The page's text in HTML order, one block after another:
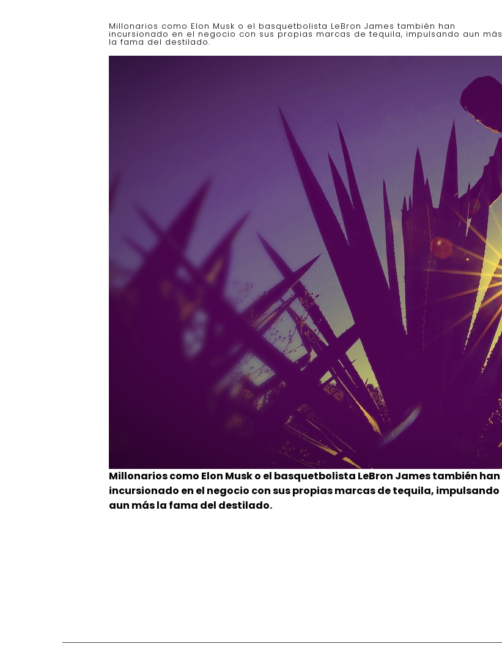
Millonarios como Elon Musk o el basquetbolista LeBron James también han
incursionado en el negocio con sus propias marcas de tequila, impulsando aun más
la fama del destilado.
Millonarios como Elon Musk o el basquetbolista LeBron James también han
incursionado en el negocio con sus propias marcas de tequila, impulsando
aun más la fama del destilado.